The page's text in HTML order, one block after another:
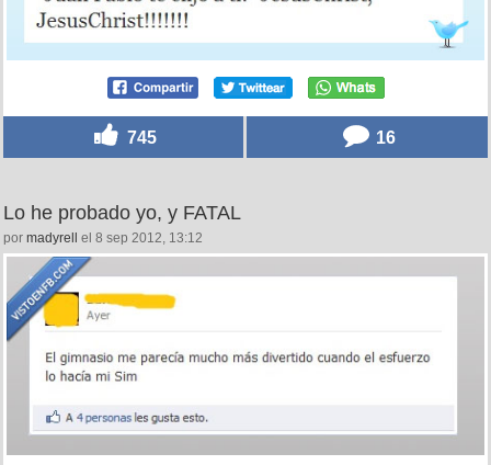
745 16
Lo he probado yo, y FATAL
por madyrell el 8 sep 2012, 13:12